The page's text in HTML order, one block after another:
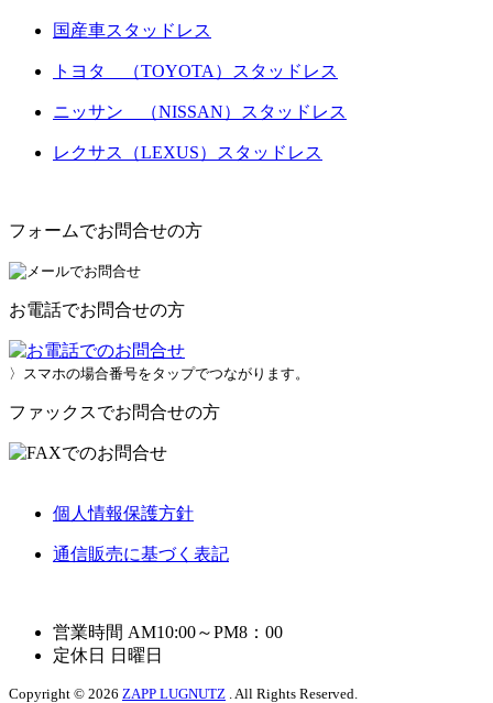
国産車スタッドレス
トヨタ （TOYOTA）スタッドレス
ニッサン （NISSAN）スタッドレス
レクサス（LEXUS）スタッドレス
フォームでお問合せの方
お電話でお問合せの方
〉スマホの場合番号をタップでつながります。
ファックスでお問合せの方
個人情報保護方針
通信販売に基づく表記
営業時間 AM10:00～PM8：00
定休日 日曜日
Copyright © 2026 ZAPP LUGNUTZ . All Rights Reserved.